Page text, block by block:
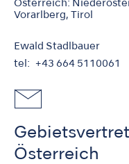
Österreich:
Vorarlberg, Tirol
Ewald Stadlbauer
tel
+43 664 5110061
Österreich